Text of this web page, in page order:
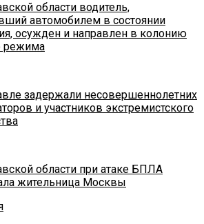
области водитель,
автомобилем в состоянии
осужден и направлен в колонию
режима
задержали несовершеннолетних
и участников экстремистского
области при атаке БПЛА
жительница Москвы